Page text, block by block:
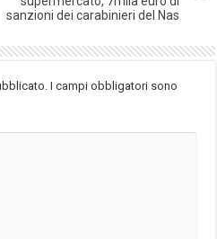
sanzioni dei carabinieri del Nas
I campi obbligatori sono